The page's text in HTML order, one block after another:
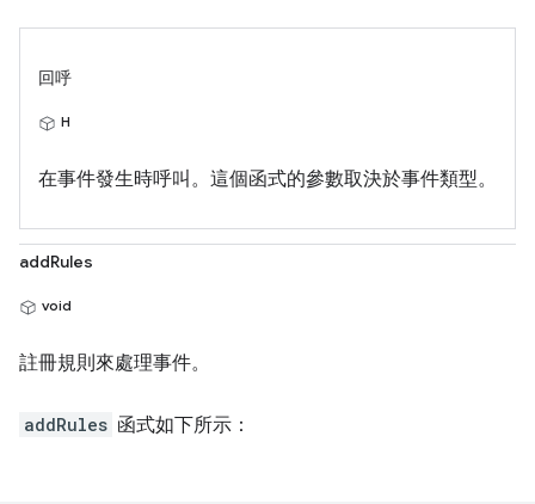
回呼
H
在事件發生時呼叫。這個函式的參數取決於事件類型。
addRules
void
註冊規則來處理事件。
addRules 函式如下所示：